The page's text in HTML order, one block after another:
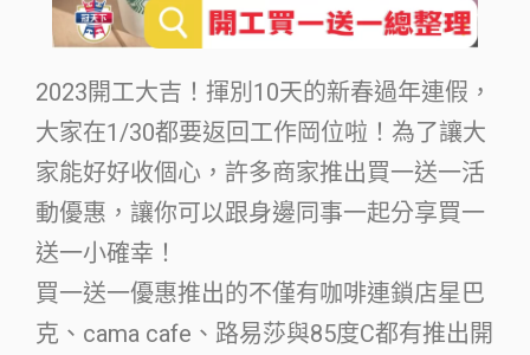
2023開工大吉！揮別10天的新春過年連假，
大家在1/30都要返回工作岡位啦！為了讓大
家能好好收個心，許多商家推出買一送一活
動優惠，讓你可以跟身邊同事一起分享買一
送一小確幸！
買一送一優惠推出的不僅有咖啡連鎖店星巴
克、cama cafe、路易莎與85度C都有推出開